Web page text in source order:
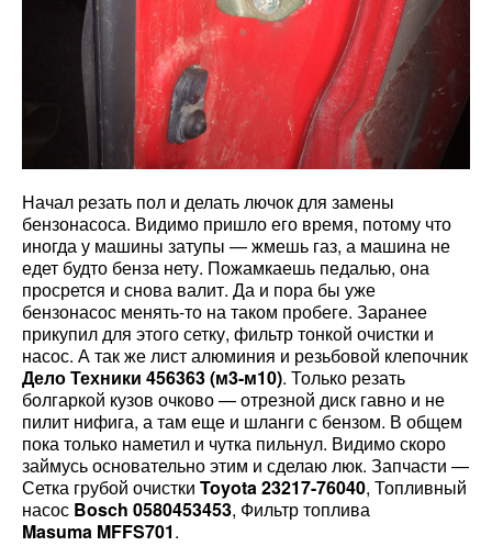
Начал резать пол и делать лючок для замены
бензонасоса. Видимо пришло его время, потому что
иногда у машины затупы — жмешь газ, а машина не
едет будто бенза нету. Пожамкаешь педалью, она
просрется и снова валит. Да и пора бы уже
бензонасос менять-то на таком пробеге. Заранее
прикупил для этого сетку, фильтр тонкой очистки и
насос. А так же лист алюминия и резьбовой клепочник
Дело Техники 456363 (м3-м10). Только резать
болгаркой кузов очково — отрезной диск гавно и не
пилит нифига, а там еще и шланги с бензом. В общем
пока только наметил и чутка пильнул. Видимо скоро
займусь основательно этим и сделаю люк. Запчасти —
Сетка грубой очистки Toyota 23217-76040, Топливный
насос Bosch 0580453453, Фильтр топлива
Masuma MFFS701.